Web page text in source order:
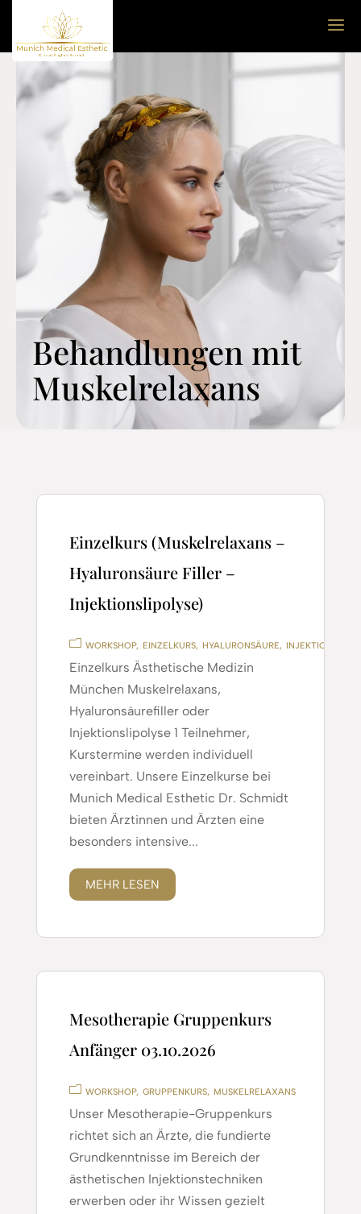
Behandlungen mit
Muskelrelaxans
Einzelkurs (Muskelrelaxans –
Hyaluronsäure Filler –
Injektionslipolyse)
WORKSHOP EINZELKURS HYALURONSÄURE
Einzelkurs Ästhetische Medizin
München Muskelrelaxans,
Hyaluronsäurefiller oder
Injektionslipolyse 1 Teilnehmer,
Kurstermine werden individuell
vereinbart. Unsere Einzelkurse bei
Munich Medical Esthetic Dr. Schmidt
bieten Ärztinnen und Ärzten eine
besonders intensive...
MEHR LESEN
Mesotherapie Gruppenkurs
Anfänger 03.10.2026
WORKSHOP GRUPPENKURS MUSKELRELAXANS
Unser Mesotherapie-Gruppenkurs
richtet sich an Ärzte, die fundierte
Grundkenntnisse im Bereich der
ästhetischen Injektionstechniken
erwerben oder ihr Wissen gezielt